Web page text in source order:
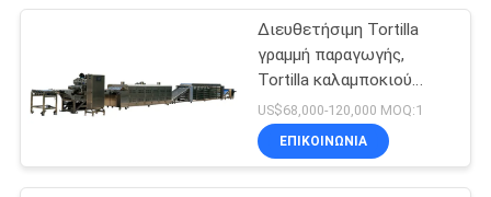
Μηχανή διαλογέων
χρώματος
Διευθετήσιμη Tortilla
γραμμή παραγωγής,
Tortilla καλαμποκιού
3800pcs/h μηχανή
κατασκευαστών
US$68,000-120,000 MOQ:1
ΕΠΙΚΟΙΝΩΝΊΑ